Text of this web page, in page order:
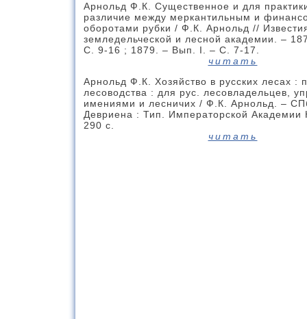
Арнольд Ф.К. Существенное и для
различие между меркантильным и
оборотами рубки / Ф.К. Арнольд //
земледельческой и лесной академии. –
С. 9-16 ; 1879. – Вып. I. – С. 7-17.
читать
Арнольд Ф.К. Хозяйство в русских лесах :
лесоводства : для рус. лесовладельцев,
имениями и лесничих / Ф.К. Арнольд. –
Девриена : Тип. Императорской Академии
290 с.
читать